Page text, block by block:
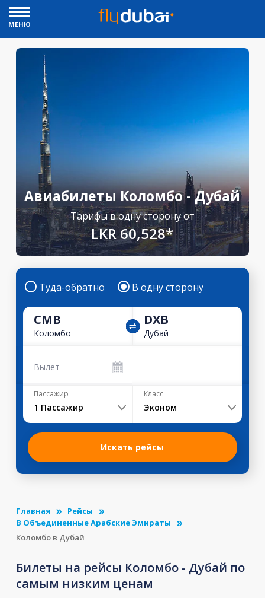
МЕНЮ
Авиабилеты Коломбо - Дубай
Тарифы в одну сторону от
LKR 60,528*
Туда-обратно В одну сторону
CMB
Коломбо
DXB
Дубай
Вылет
Пассажир
1 Пассажир
Класс
Эконом
Искать рейсы
Главная
Рейсы
В Объединенные Арабские Эмираты
Коломбо в Дубай
Билеты на рейсы Коломбо - Дубай по
самым низким ценам